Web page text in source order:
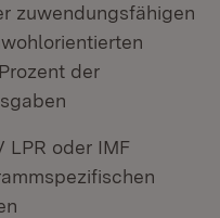
zuwendungsfähigen
der
LPR oder IMF